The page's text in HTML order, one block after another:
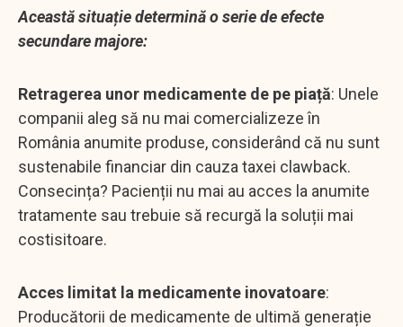
Această situație determină o serie de efecte
secundare majore:
Retragerea unor medicamente de pe piață: Unele
companii aleg să nu mai comercializeze în
România anumite produse, considerând că nu sunt
sustenabile financiar din cauza taxei clawback.
Consecința? Pacienții nu mai au acces la anumite
tratamente sau trebuie să recurgă la soluții mai
costisitoare.
Acces limitat la medicamente inovatoare:
Producătorii de medicamente de ultimă generație